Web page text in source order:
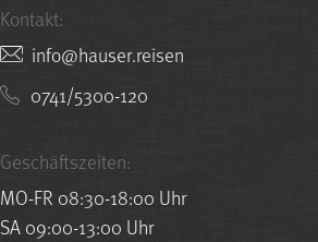
Kontakt:
nesier.resuah@ofni
0741/5300-120
Geschäftszeiten:
MO-FR 08:30-18:00 Uhr
SA 09:00-13:00 Uhr